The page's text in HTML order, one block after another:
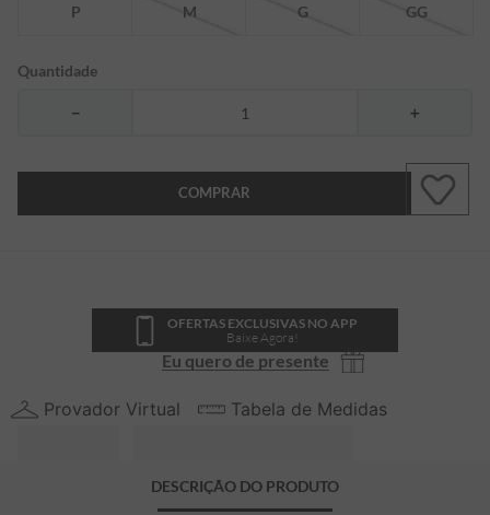
P M G GG
Quantidade
＋
－
COMPRAR
OFERTAS EXCLUSIVAS NO APP
Baixe Agora!
Eu quero de presente
Provador Virtual Tabela de Medidas
DESCRIÇÃO DO PRODUTO